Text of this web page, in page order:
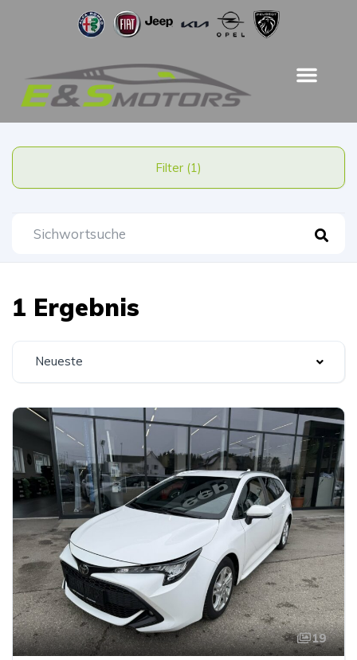
Filter (1)
1 Ergebnis
Neueste
19